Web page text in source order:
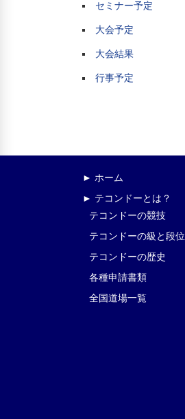
セミナー予定
大会予定
大会結果
行事予定
► ホーム
► テコンドーとは？
テコンドーの競技
テコンドーの級と段位
テコンドーの歴史
各種申請書類
全国道場一覧